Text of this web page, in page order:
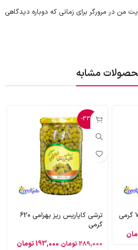
من در مرورگر برای زمانی که دوباره دیدگاهی
مشابه
-33%
ترشی کاپاریس ریز بهرامی 620
گرمی
289,000تومان 193,000تومان